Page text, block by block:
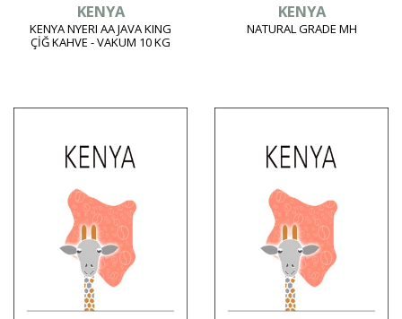
KENYA
KENYA NYERI AA JAVA KING
ÇİĞ KAHVE - VAKUM 10 KG
KENYA
NATURAL GRADE MH